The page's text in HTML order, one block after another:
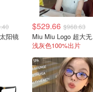
阳镜
$529.66 $968.63
浅灰色100%出片